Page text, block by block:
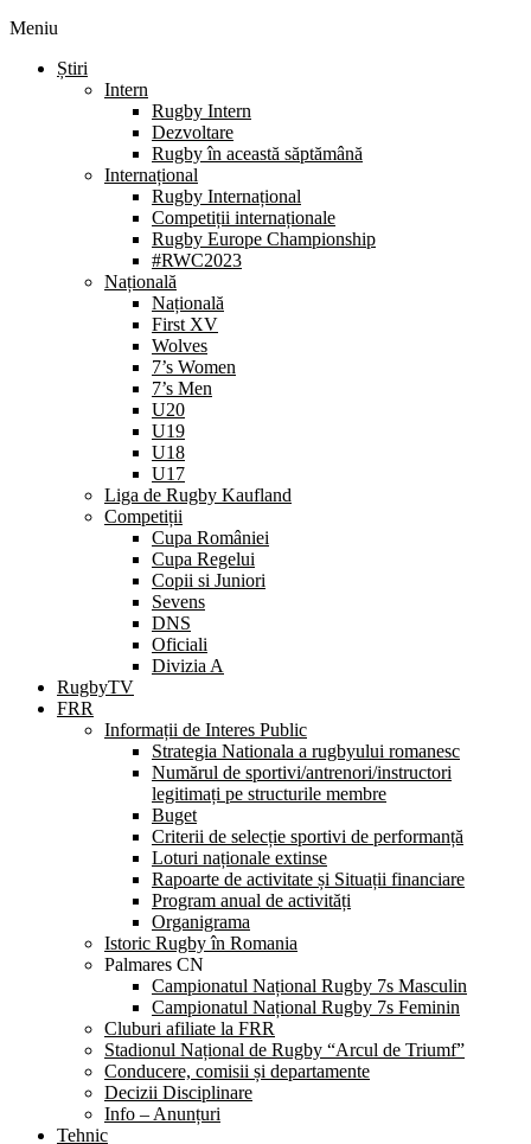
Meniu
Știri
Intern
Rugby Intern
Dezvoltare
Rugby în această săptămână
Internațional
Rugby Internațional
Competiții internaționale
Rugby Europe Championship
#RWC2023
Națională
Națională
First XV
Wolves
7’s Women
7’s Men
U20
U19
U18
U17
Liga de Rugby Kaufland
Competiții
Cupa României
Cupa Regelui
Copii si Juniori
Sevens
DNS
Oficiali
Divizia A
RugbyTV
FRR
Informații de Interes Public
Strategia Nationala a rugbyului romanesc
Numărul de sportivi/antrenori/instructori
legitimați pe structurile membre
Buget
Criterii de selecție sportivi de performanță
Loturi naționale extinse
Rapoarte de activitate și Situații financiare
Program anual de activități
Organigrama
Istoric Rugby în Romania
Palmares CN
Campionatul Național Rugby 7s Masculin
Campionatul Național Rugby 7s Feminin
Cluburi afiliate la FRR
Stadionul Național de Rugby “Arcul de Triumf”
Conducere, comisii și departamente
Decizii Disciplinare
Info – Anunțuri
Tehnic